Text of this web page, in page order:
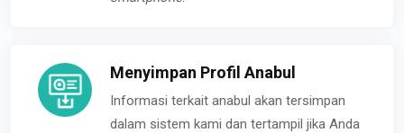
Menyimpan Profil Anabul
Informasi terkait anabul akan tersimpan
dalam sistem kami dan tertampil jika Anda